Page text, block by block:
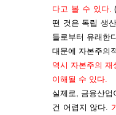
다고 볼 수 있다.
떤 것은 독립 생
들로부터 유래한
대문에 자본주의
역시 자본주의
이해될 수 있다.
실제로, 금융산
건 어렵지 않다.